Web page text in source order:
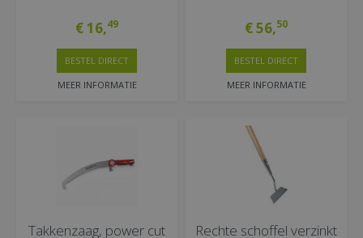
€16,49
MEER INFORMATIE
BESTEL DIRECT
€56,50
MEER INFORMATIE
BESTEL DIRECT
Takkenzaag, power cut
Rechte schoffel verzinkt